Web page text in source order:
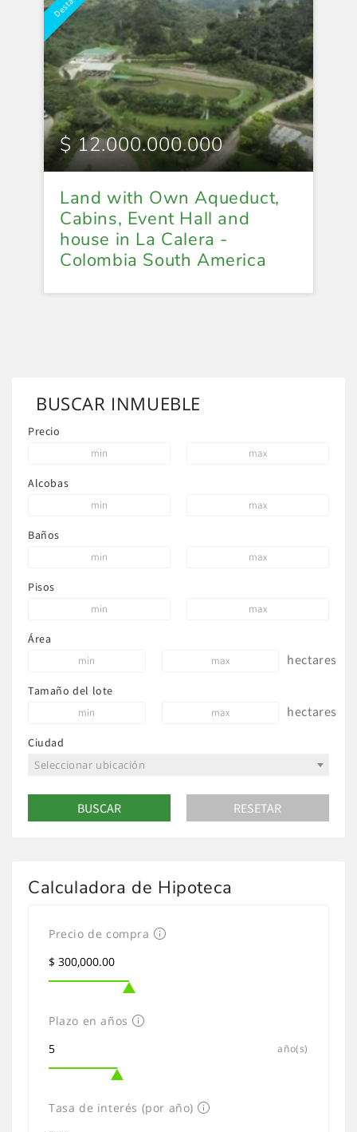
$ 12.000.000.000
Land with Own Aqueduct,
Cabins, Event Hall and
house in La Calera -
Colombia South America
BUSCAR INMUEBLE
Precio
Alcobas
Baños
Pisos
Área
hectares
Tamaño del lote
hectares
Ciudad
Seleccionar ubicación
Calculadora de Hipoteca
Precio de compra
Plazo en años
año(s)
Tasa de interés (por año)